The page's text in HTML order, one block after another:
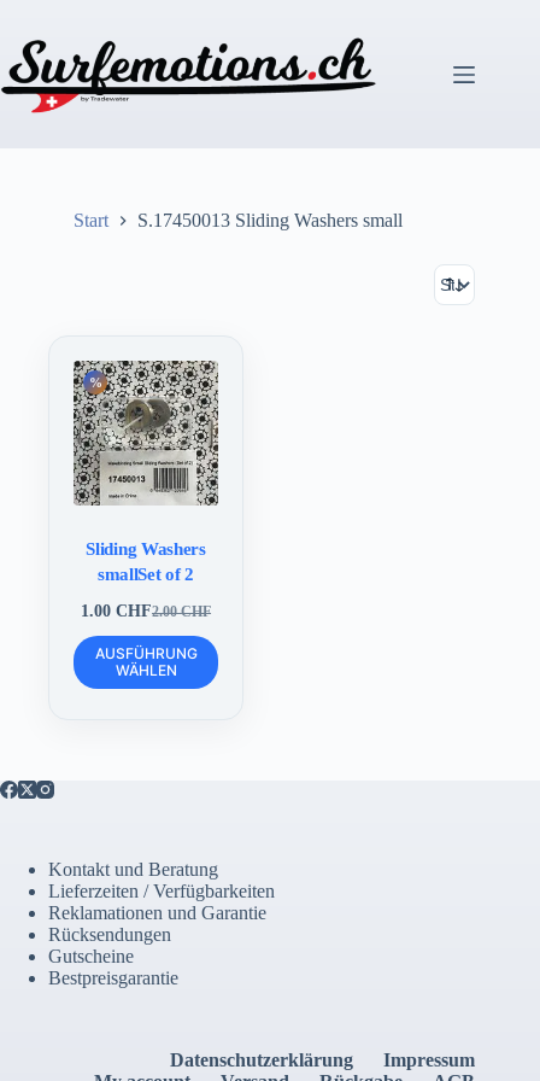
springen
Start S.17450013 Sliding Washers small
Sliding Washers
smallSet of 2
2.00CHF
Ursprünglicher
Preis
war:
2.00 CHF
1.00CHFAktueller
Preis
ist:
1.00 CHF.
AUSFÜHRUNG
WÄHLEN
Dieses
Produkt
weist
der
Produktseite
gewählt
werden
Kontakt und Beratung
Lieferzeiten / Verfügbarkeiten
Reklamationen und Garantie
Rücksendungen
Gutscheine
Bestpreisgarantie
Datenschutzerklärung
Impressum